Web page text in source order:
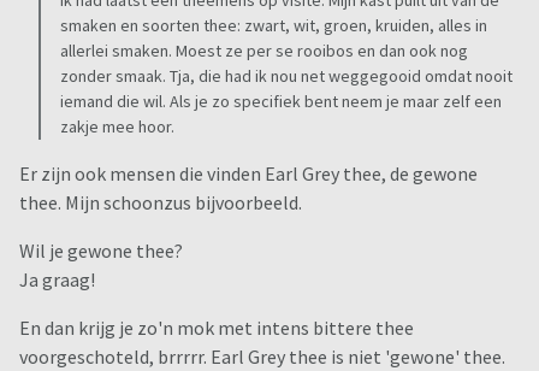
smaken en soorten thee: zwart, wit, groen, kruiden, alles in
allerlei smaken. Moest ze per se rooibos en dan ook nog
zonder smaak. Tja, die had ik nou net weggegooid omdat nooit
iemand die wil. Als je zo specifiek bent neem je maar zelf een
zakje mee hoor.
Er zijn ook mensen die vinden Earl Grey thee, de gewone
thee. Mijn schoonzus bijvoorbeeld.
Wil je gewone thee?
Ja graag!
En dan krijg je zo'n mok met intens bittere thee
voorgeschoteld, brrrrr. Earl Grey thee is niet 'gewone' thee.